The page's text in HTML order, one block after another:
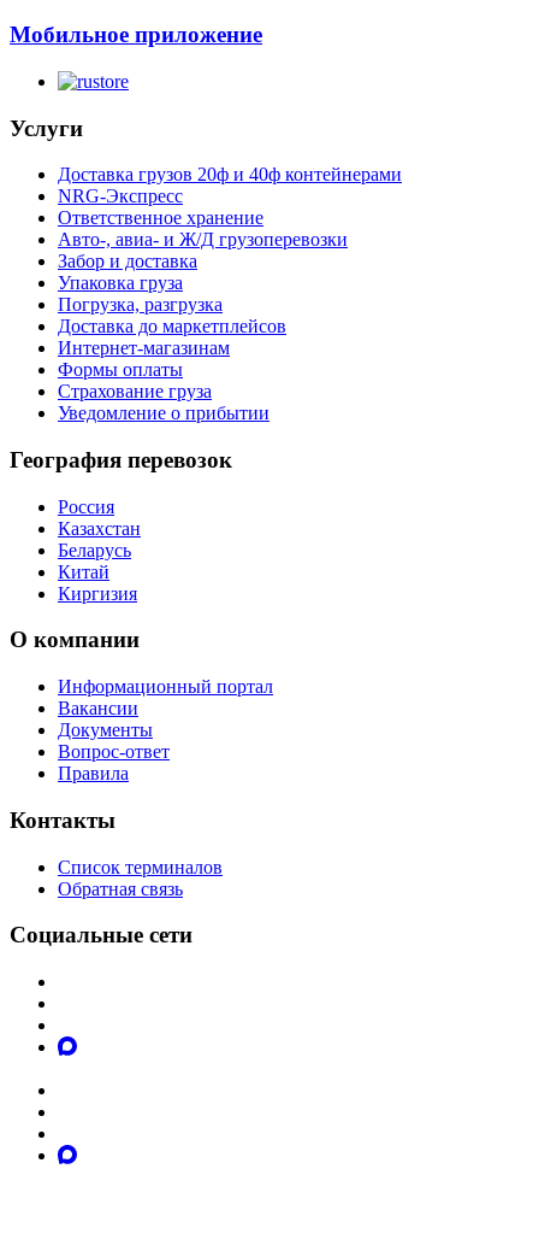
Мобильное приложение
Услуги
Доставка грузов 20ф и 40ф контейнерами
NRG-Экспресс
Ответственное хранение
Авто-, авиа- и Ж/Д грузоперевозки
Забор и доставка
Упаковка груза
Погрузка, разгрузка
Доставка до маркетплейсов
Интернет-магазинам
Формы оплаты
Страхование груза
Уведомление о прибытии
География перевозок
Россия
Казахстан
Беларусь
Китай
Киргизия
О компании
Информационный портал
Вакансии
Документы
Вопрос-ответ
Правила
Контакты
Список терминалов
Обратная связь
Социальные сети